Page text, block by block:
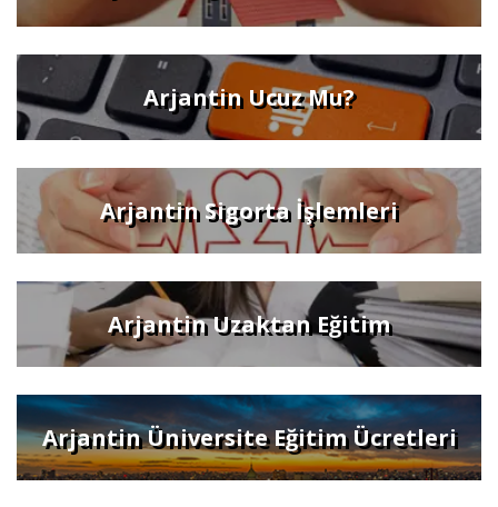
Arjantin Ucuz Mu?
Arjantin Sigorta İşlemleri
Arjantin Uzaktan Eğitim
Arjantin Üniversite Eğitim Ücretleri